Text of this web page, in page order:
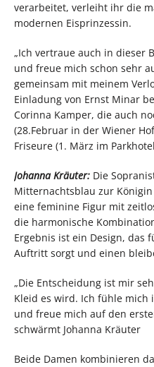
verarbeitet, verleiht ihr die
modernen Eisprinzessin.
„Ich vertraue auch in dieser
und freue mich schon sehr
gemeinsam mit meinem
Einladung von Ernst Minar
Corinna Kamper, die auch
(28.Februar in der Wiener
Friseure (1. März im
Johanna Kräuter: Die
Mitternachtsblau zur
eine feminine Figur mit
die harmonische
Ergebnis ist ein Design, das
Auftritt sorgt und einen
„Die Entscheidung ist mir
Kleid es wird. Ich fühle mich
und freue mich auf den
schwärmt Johanna Kräuter
Beide Damen kombinieren